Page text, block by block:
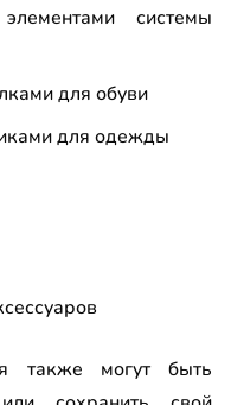
системы
для обуви
для одежды
также могут быть